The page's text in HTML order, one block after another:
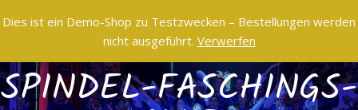
Dies ist ein Demo-Shop zu Testzwecken – Bestellungen werden
nicht ausgeführt. Verwerfen
SPINDEL-FASCHINGS-